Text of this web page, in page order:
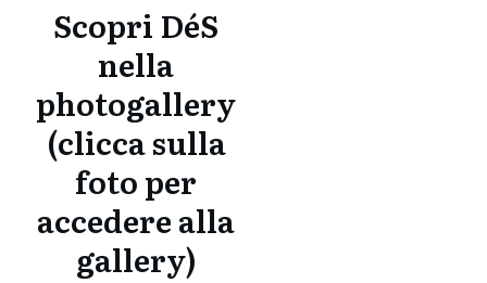
Scopri DéS
nella
photogallery
(clicca sulla
foto per
accedere alla
gallery)